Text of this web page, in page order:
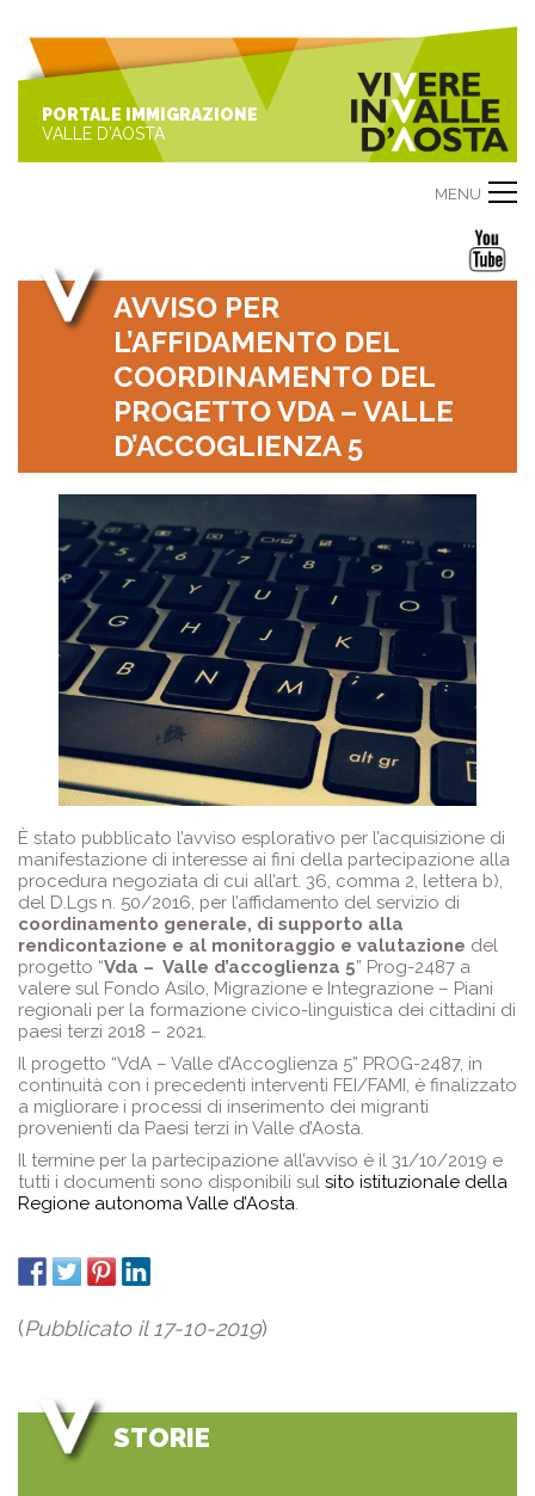
PORTALE IMMIGRAZIONE
VALLE D'AOSTA
MENU
AVVISO PER
L’AFFIDAMENTO DEL
COORDINAMENTO DEL
PROGETTO VDA – VALLE
D’ACCOGLIENZA 5
È stato pubblicato l’avviso esplorativo per l’acquisizione di
manifestazione di interesse ai fini della partecipazione alla
procedura negoziata di cui all’art. 36, comma 2, lettera b),
del D.Lgs n. 50/2016, per l’affidamento del servizio di
coordinamento generale, di supporto alla
rendicontazione e al monitoraggio e valutazione del
progetto “Vda – Valle d’accoglienza 5” Prog-2487 a
valere sul Fondo Asilo, Migrazione e Integrazione – Piani
regionali per la formazione civico-linguistica dei cittadini di
paesi terzi 2018 – 2021.
Il progetto “VdA – Valle d’Accoglienza 5” PROG-2487, in
continuità con i precedenti interventi FEI/FAMI, è finalizzato
a migliorare i processi di inserimento dei migranti
provenienti da Paesi terzi in Valle d’Aosta.
Il termine per la partecipazione all’avviso è il 31/10/2019 e
tutti i documenti sono disponibili sul sito istituzionale della
Regione autonoma Valle d’Aosta.
(Pubblicato il 17-10-2019)
STORIE